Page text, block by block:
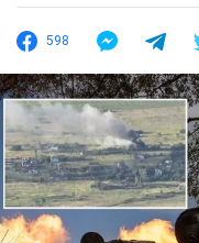
598